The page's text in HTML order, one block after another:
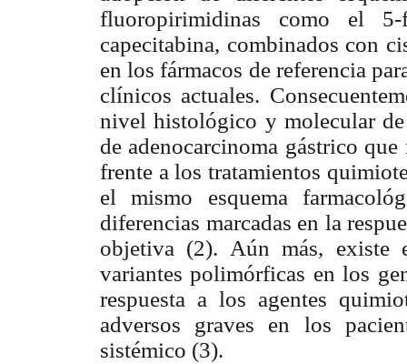
fluoropirimidinas como el
capecitabina, combinados con
en los fármacos de referencia
clínicos actuales.
nivel histológico y molecular
de adenocarcinoma gástrico
frente a los tratamientos
el mismo esquema
diferencias marcadas en la
objetiva (2). Aún más, existe
variantes polimórficas en los
respuesta a los agentes
adversos graves en los
sistémico (3).